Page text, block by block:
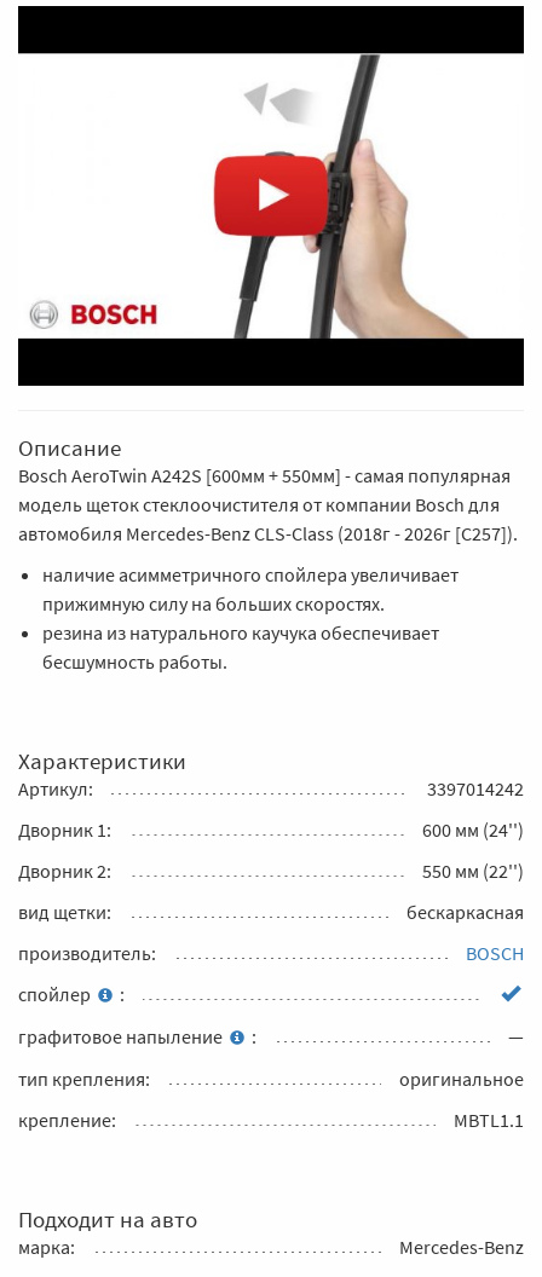
Описание
Bosch AeroTwin A242S [600мм + 550мм] - самая популярная
модель щеток стеклоочистителя от компании Bosch для
автомобиля Mercedes-Benz CLS-Class (2018г - 2026г [C257]).
наличие асимметричного спойлера увеличивает
прижимную силу на больших скоростях.
резина из натурального каучука обеспечивает
бесшумность работы.
Характеристики
Артикул:
3397014242
Дворник 1:
600 мм (24'')
Дворник 2:
550 мм (22'')
вид щетки:
бескаркасная
производитель:
BOSCH
спойлер
:
графитовое напыление
:
—
тип крепления:
оригинальное
крепление:
MBTL1.1
Подходит на авто
марка:
Mercedes-Benz